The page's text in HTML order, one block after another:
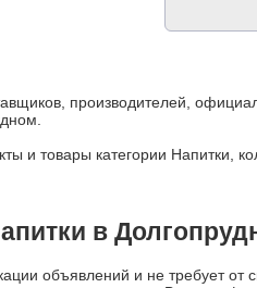
производителей,
и товары категории Напитки,
в
объявлений и не требует от